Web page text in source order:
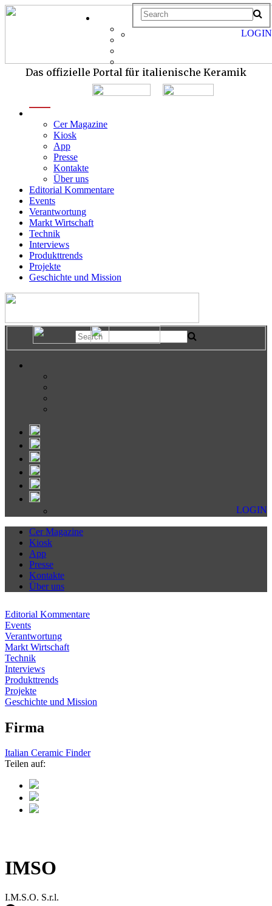
Das offizielle Portal für italienische Keramik
Cer Magazine
Kiosk
App
Presse
Kontakte
Über uns
Editorial Kommentare
Events
Verantwortung
Markt Wirtschaft
Technik
Interviews
Produkttrends
Projekte
Geschichte und Mission
LOGIN
LOGIN
Cer Magazine
Kiosk
App
Presse
Kontakte
Über uns
Editorial Kommentare
Events
Verantwortung
Markt Wirtschaft
Technik
Interviews
Produkttrends
Projekte
Geschichte und Mission
Firma
Italian Ceramic Finder
Teilen auf:
IMSO
I.M.S.O. S.r.l.